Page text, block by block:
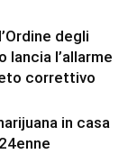
degli
l’allarme
correttivo
in casa